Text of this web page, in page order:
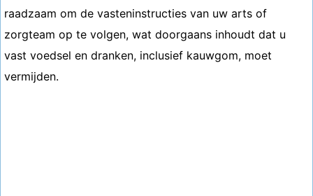
raadzaam om de vasteninstructies van uw arts of
zorgteam op te volgen, wat doorgaans inhoudt dat u
vast voedsel en dranken, inclusief kauwgom, moet
vermijden.